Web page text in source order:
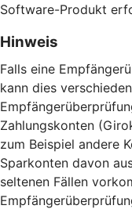
Software-Produkt
Hinweis
Falls eine
kann dies
Zahlungskonten
zum Beispiel andere
Sparkonten davon
seltenen Fällen